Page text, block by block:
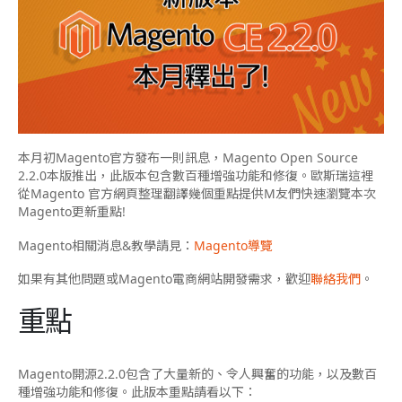
本月初Magento官方發布一則訊息，Magento Open Source
2.2.0本版推出，此版本包含數百種增強功能和修復。歐斯瑞這裡
從Magento 官方網頁整理翻譯幾個重點提供M友們快速瀏覽本次
Magento更新重點!
Magento相關消息&教學請見： Magento導覽
如果有其他問題或Magento電商網站開發需求，歡迎聯絡我們 。
重點
Magento開源2.2.0包含了大量新的、令人興奮的功能，以及數百
種增強功能和修復。此版本重點請看以下：